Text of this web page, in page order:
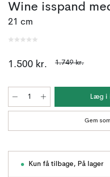
Wine isspand
21 cm
1.500 kr. 1.749 kr.
Læg i
Gem
Kun få tilbage, På lager